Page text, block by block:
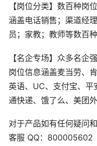
【岗位分类】数百种岗
涵盖电话销售；渠道经
员；家教；教师等数百
【名企专场】众多名企
岗位信息涵盖麦当劳、
英语、UC、支付宝、平
通快递、饿了么、美团
对于产品如有任何疑问
客服 QQ：800005602